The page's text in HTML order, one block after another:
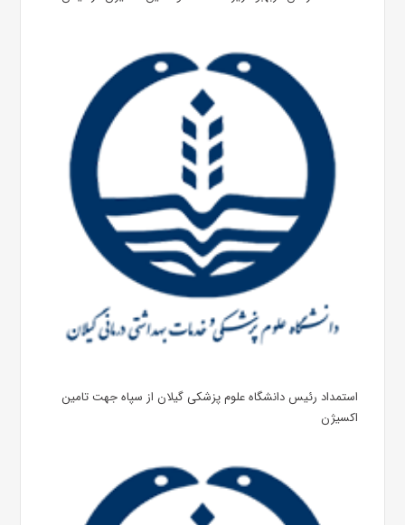
استمداد رئیس دانشگاه علوم پزشکی گیلان از سپاه جهت تامین
اکسیژن